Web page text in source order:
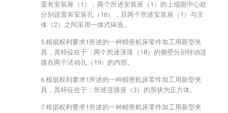
置有安装座（1），两个所述安装座（1）的上端面中心处
分别设置有安装孔（16），且两个所述安装座（1）与主
体（2）之间采用一体式铸造。
5.根据权利要求1所述的一种精密机床零件加工用新型夹
具，其特征在于：两个所述滚珠（18）的侧壁分别转动连
接在两个活动孔（19）的内部。
6.根据权利要求1所述的一种精密机床零件加工用新型夹
具，其特征在于：所述连接座（3）的形状为正方体。
7.根据权利要求1所述的一种精密机床零件加工用新型夹